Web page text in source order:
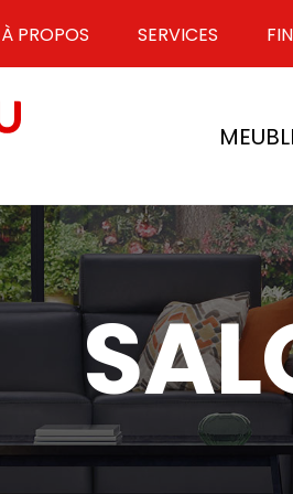
À PROPOS SERVICES